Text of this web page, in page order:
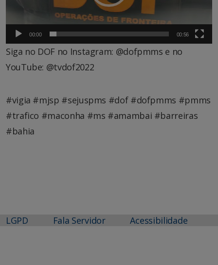
00:00 00:56
Siga no DOF no Instagram: @dofpmms e no
YouTube: @tvdof2022
#vigia #mjsp #sejuspms #dof #dofpmms #pmms
#trafico #maconha #ms #amambai #barreiras
#bahia
LGPD Fala Servidor Acessibilidade